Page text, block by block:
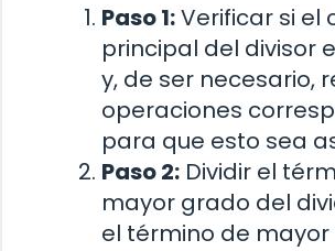
Paso 1:Verificar si el
principal del divisor
y, de ser necesario,
operaciones
para que esto sea
Paso 2: Dividir el
mayor grado del
el término de